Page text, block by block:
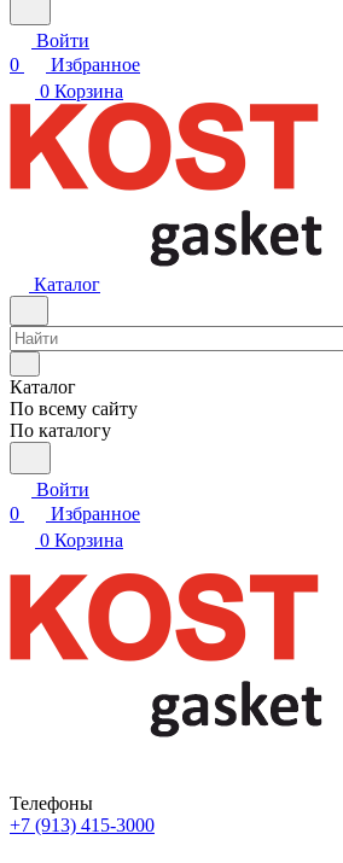
Войти
0
Избранное
0 Корзина
Каталог
Каталог
По всему сайту
По каталогу
Войти
0
Избранное
0 Корзина
Телефоны
+7 (913) 415-3000